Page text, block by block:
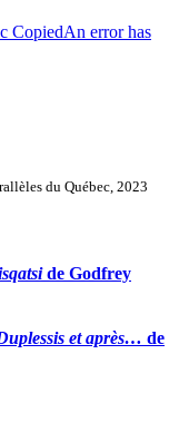
CopiedAn error has
du Québec, 2023
de Godfrey
et après… de